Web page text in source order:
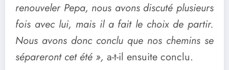
renouveler Pepa, nous avons discuté plusieurs
fois avec lui, mais il a fait le choix de partir.
Nous avons donc conclu que nos chemins se
sépareront cet été », a-t-il ensuite conclu.